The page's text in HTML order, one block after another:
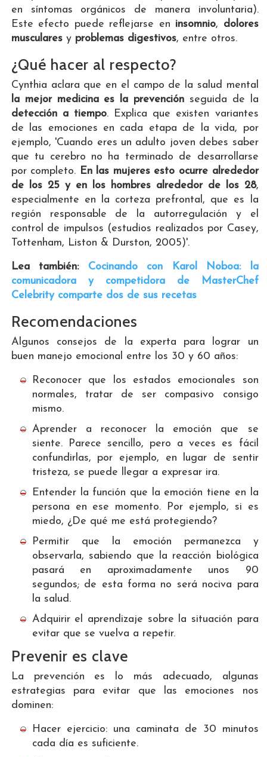
en síntomas orgánicos de manera involuntaria).
Este efecto puede reflejarse en insomnio, dolores
muscularesy problemas digestivos, entre otros.
¿Qué hacer al respecto?
Cynthia aclara que en el campo de la salud mental
la mejor medicina es la prevención seguida de la
detección a tiempo. Explica que existen variantes
de las emociones en cada etapa de la vida, por
ejemplo, 'Cuando eres un adulto joven debes saber
que tu cerebro no ha terminado de desarrollarse
por completo. En las mujeres esto ocurre alrededor
de los 25 y en los hombres alrededor de los 28,
especialmente en la corteza prefrontal, que es la
región responsable de la autorregulación y el
control de impulsos (estudios realizados por Casey,
Tottenham, Liston & Durston, 2005)'.
Lea también: Cocinando con Karol Noboa: la
comunicadora y competidora de MasterChef
Celebrity comparte dos de sus recetas
Recomendaciones
Algunos consejos de la experta para lograr un
buen manejo emocional entre los 30 y 60 años:
Reconocer que los estados emocionales son
normales, tratar de ser compasivo consigo
mismo.
Aprender a reconocer la emoción que se
siente. Parece sencillo, pero a veces es fácil
confundirlas, por ejemplo, en lugar de sentir
tristeza, se puede llegar a expresar ira.
Entender la función que la emoción tiene en la
persona en ese momento. Por ejemplo, si es
miedo, ¿De qué me está protegiendo?
Permitir que la emoción permanezca y
observarla, sabiendo que la reacción biológica
pasará en aproximadamente unos 90
segundos; de esta forma no será nociva para
la salud.
Adquirir el aprendizaje sobre la situación para
evitar que se vuelva a repetir.
Prevenir es clave
La prevención es lo más adecuado, algunas
estrategias para evitar que las emociones nos
dominen:
Hacer ejercicio: una caminata de 30 minutos
cada día es suficiente.